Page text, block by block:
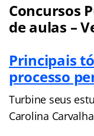
Concursos
de aulas –
Principais
processo
Turbine seus
Carolina